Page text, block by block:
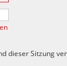
dieser Sitzung